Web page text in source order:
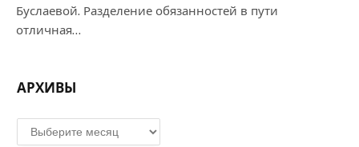
Буслаевой. Разделение обязанностей в пути
отличная…
АРХИВЫ
Архивы